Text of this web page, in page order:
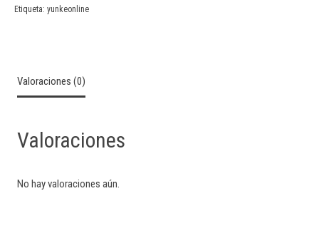
Etiqueta: yunkeonline
Valoraciones (0)
Valoraciones
No hay valoraciones aún.